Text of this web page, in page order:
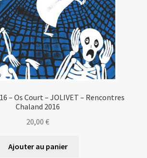
– Os Court – JOLIVET – Rencontres
Chaland 2016
20,00€
Ajouter au panier